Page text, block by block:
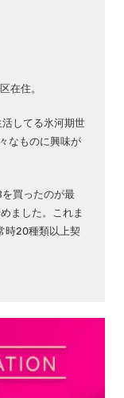
在住。
してる氷河期世
なものに興味が
買ったのが最
ました。これま
時20種類以上契